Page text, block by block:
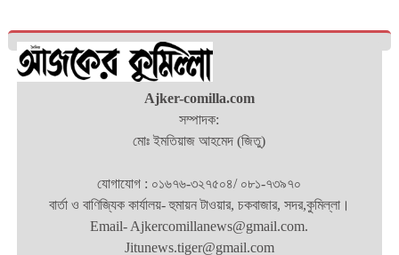
কুমিল্লা ও ব্রাহ্মণবাড়িয়া সীমান্তে বিজিবির অভিযানে
২৬ লাখ টাকার ভারতীয় পণ্যসহ আটক ৩
কুমিল্লায় হত্যা মামলায় বৃদ্ধের যাবজ্জীবন, ছেলে
চাঁদপুরে মাদক বিরোধী অভিযানে নিরীহ প্রবাসীর মৃত্যু
অর্থনীতিতে বড় লাফ: ২০২৯ সালের মধ্যেই ৫.১
ট্রিলিয়ন ডলারে পৌঁছাচ্ছে ভারতের জিডিপি
শ্রদ্ধা, স্মরণ ও অঙ্গীকারে নোবিপ্রবিতে জুলাই
Ajker-comilla.com
সম্পাদক:
মোঃ ইমতিয়াজ আহমেদ (জিতু)
যোগাযোগ : ০১৬৭৬-৩২৭৫০৪/ ০৮১-৭৩৯৭০
বার্তা ও বাণিজ্যিক কার্যালয়- হুমায়ন টাওয়ার, চকবাজার, সদর,কুমিল্লা।
Email- Ajkercomillanews@gmail.com.
Jitunews.tiger@gmail.com